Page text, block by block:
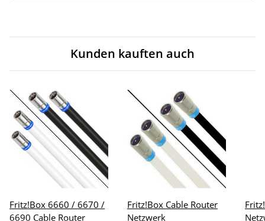
Kunden kauften auch
Fritz!Box 6660 / 6670 /
6690 Cable Router
Fritz!Box Cable Router
Netzwerk